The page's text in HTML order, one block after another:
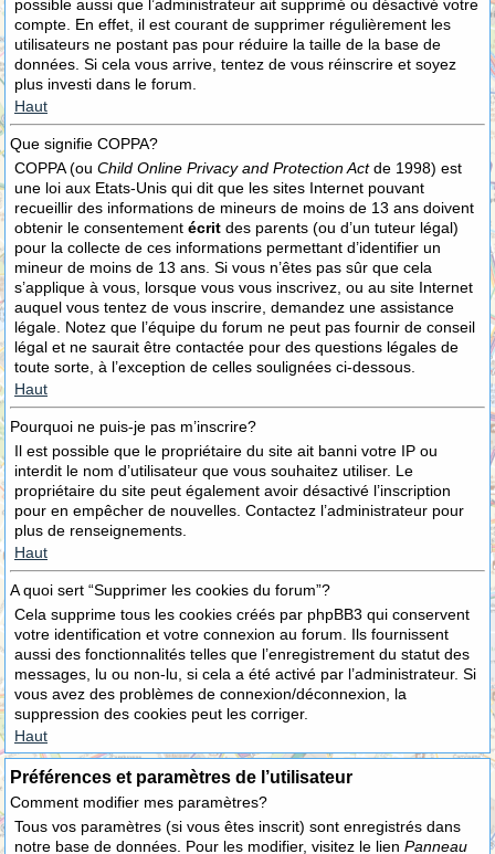
possible aussi que l’administrateur ait supprimé ou désactivé votre
compte. En effet, il est courant de supprimer régulièrement les
utilisateurs ne postant pas pour réduire la taille de la base de
données. Si cela vous arrive, tentez de vous réinscrire et soyez
plus investi dans le forum.
Haut
Que signifie COPPA?
COPPA (ou Child Online Privacy and Protection Actde 1998) est
une loi aux Etats-Unis qui dit que les sites Internet pouvant
recueillir des informations de mineurs de moins de 13 ans doivent
obtenir le consentement écrit des parents (ou d’un tuteur légal)
pour la collecte de ces informations permettant d’identifier un
mineur de moins de 13 ans. Si vous n’êtes pas sûr que cela
s’applique à vous, lorsque vous vous inscrivez, ou au site Internet
auquel vous tentez de vous inscrire, demandez une assistance
légale. Notez que l’équipe du forum ne peut pas fournir de conseil
légal et ne saurait être contactée pour des questions légales de
toute sorte, à l’exception de celles soulignées ci-dessous.
Haut
Pourquoi ne puis-je pas m’inscrire?
Il est possible que le propriétaire du site ait banni votre IP ou
interdit le nom d’utilisateur que vous souhaitez utiliser. Le
propriétaire du site peut également avoir désactivé l’inscription
pour en empêcher de nouvelles. Contactez l’administrateur pour
plus de renseignements.
Haut
A quoi sert “Supprimer les cookies du forum”?
Cela supprime tous les cookies créés par phpBB3 qui conservent
votre identification et votre connexion au forum. Ils fournissent
aussi des fonctionnalités telles que l’enregistrement du statut des
messages, lu ou non-lu, si cela a été activé par l’administrateur. Si
vous avez des problèmes de connexion/déconnexion, la
suppression des cookies peut les corriger.
Haut
Préférences et paramètres de l’utilisateur
Comment modifier mes paramètres?
Tous vos paramètres (si vous êtes inscrit) sont enregistrés dans
notre base de données. Pour les modifier, visitez le lien Panneau